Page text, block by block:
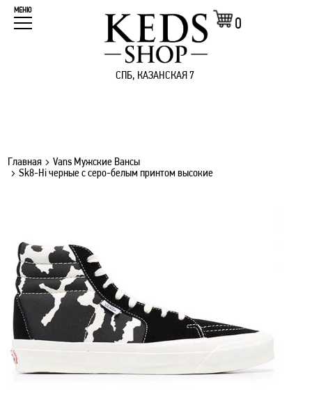
СПБ, КАЗАНСКАЯ 7
МЕНЮ
0
Главная
Vans Мужские Вансы
Sk8-Hi черные с серо-белым принтом высокие